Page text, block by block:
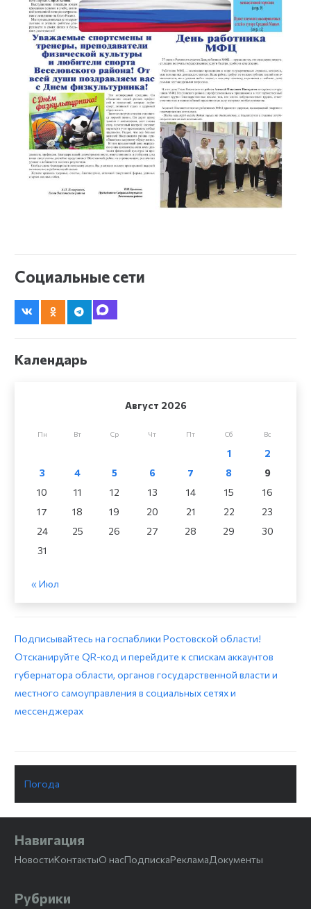
Социальные сети
Календарь
Август 2026
Пн Вт Ср Чт Пт Сб Вс
1
2
3
4 5 6 7 8
9
10
11 12 13 14 15
16
17
18 19 20 21 22
23
24
25 26 27 28 29
30
31
« Июл
Подписывайтесь на госпаблики Ростовской области!
Отсканируйте QR-код и перейдите к спискам аккаунтов
губернатора области, органов государственной власти и
местного самоуправления в социальных сетях и
мессенджерах
Погода
Навигация
НовостиКонтактыО насПодпискаРекламаДокументы
Рубрики